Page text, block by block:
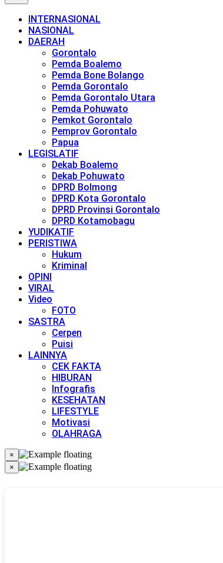
INTERNASIONAL
NASIONAL
DAERAH
Gorontalo
Pemda Boalemo
Pemda Bone Bolango
Pemda Gorontalo
Pemda Gorontalo Utara
Pemda Pohuwato
Pemkot Gorontalo
Pemprov Gorontalo
Papua
LEGISLATIF
Dekab Boalemo
Dekab Pohuwato
DPRD Bolmong
DPRD Kota Gorontalo
DPRD Provinsi Gorontalo
DPRD Kotamobagu
YUDIKATIF
PERISTIWA
Hukum
Kriminal
OPINI
VIRAL
Video
FOTO
SASTRA
Cerpen
Puisi
LAINNYA
CEK FAKTA
HIBURAN
Infografis
KESEHATAN
LIFESTYLE
Motivasi
OLAHRAGA
×
×